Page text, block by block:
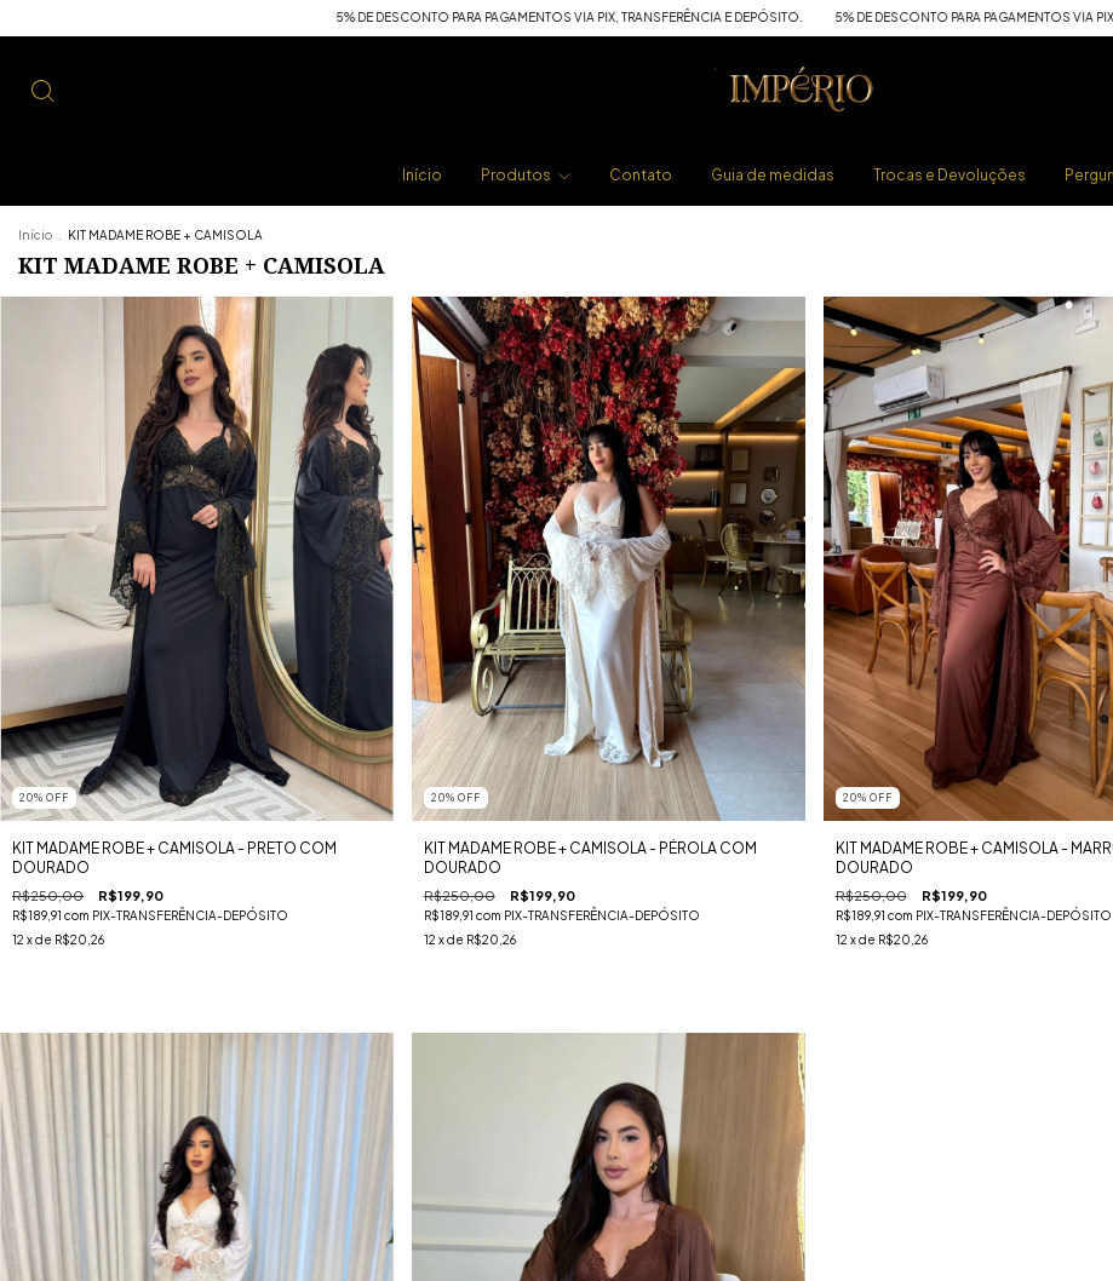
5% DE DESCONTO PARA PAGAMENTOS VIA PIX, TRANSFERÊNCIA E DEPÓSITO. 5% DE DESCONTO PARA PAGAMENTOS VIA PIX, TRANSFERÊNCIA E
Início Produtos Contato Guia de medidas Trocas e Devoluções
Início KIT MADAME ROBE + CAMISOLA
KIT MADAME ROBE + CAMISOLA
20% OFF
KIT MADAME ROBE + CAMISOLA - PRETO COM
DOURADO
R$250,00 R$199,90
R$189,91 com PIX-TRANSFERÊNCIA-DEPÓSITO
12 x de R$20,26
20% OFF
KIT MADAME ROBE + CAMISOLA - PÉROLA COM
DOURADO
R$250,00 R$199,90
R$189,91 com PIX-TRANSFERÊNCIA-DEPÓSITO
12 x de R$20,26
20% OFF
KIT MADAME ROBE + CAMISOLA -
DOURADO
R$250,00 R$199,90
R$189,91 com PIX-TRANSFERÊNCIA-DEPÓSITO
12 x de R$20,26